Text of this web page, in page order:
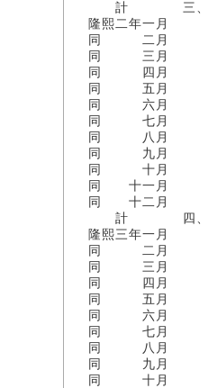
計 三、四六九
隆熙二年一月 六
同 二月 三七
同 三月 一六
同 四月 一七
同 五月 五九
同 六月 三六
同 七月 二五
同 八月 四七
同 九月 三五
同 十月 四〇
同 十一月 二四
同 十二月 三五
計 四、四五二
隆熙三年一月 五
同 二月 一九
同 三月 二〇
同 四月 一八
同 五月 一四
同 六月 二〇
同 七月 一二
同 八月 二三
同 九月 一六
同 十月 二五